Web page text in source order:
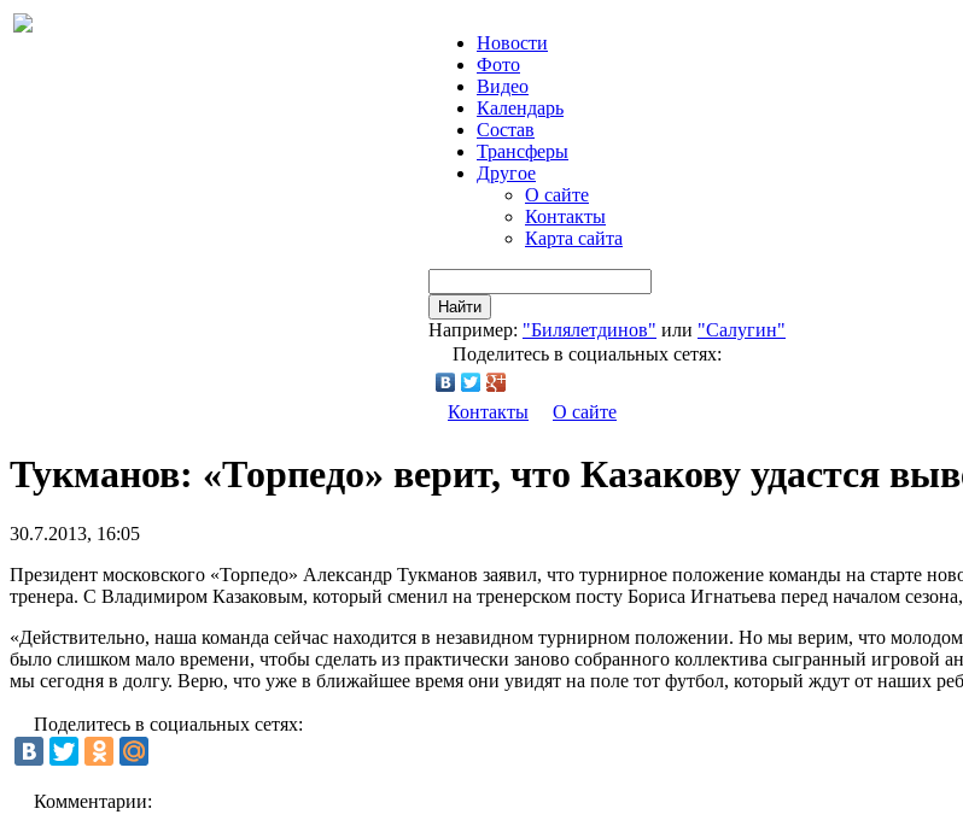
Новости
Фото
Видео
Календарь
Состав
Трансферы
Другое
О сайте
Контакты
Карта сайта
Найти
Например: "Билялетдинов" или "Салугин"
Поделитесь в социальных сетях:
Контакты О сайте
Тукманов: «Торпедо» верит, что Казакову удастся
30.7.2013, 16:05
Президент московского «Торпедо» Александр Тукманов заявил, что турнирное положение команды на старте
тренера. С Владимиром Казаковым, который сменил на тренерском посту Бориса Игнатьева перед началом
«Действительно, наша команда сейчас находится в незавидном турнирном положении. Но мы верим, что
было слишком мало времени, чтобы сделать из практически заново собранного коллектива сыгранный
мы сегодня в долгу. Верю, что уже в ближайшее время они увидят на поле тот футбол, который ждут от наших
Поделитесь в социальных сетях:
Комментарии: